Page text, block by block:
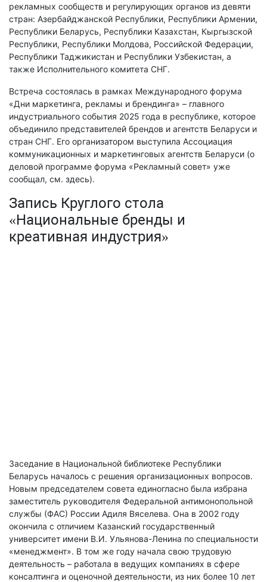
рекламных сообществ и регулирующих органов из девяти
стран: Азербайджанской Республики, Республики Армении,
Республики Беларусь, Республики Казахстан, Кыргызской
Республики, Республики Молдова, Российской Федерации,
Республики Таджикистан и Республики Узбекистан, а
также Исполнительного комитета СНГ.
Встреча состоялась в рамках Международного форума
«Дни маркетинга, рекламы и брендинга» – главного
индустриального события 2025 года в республике, которое
объединило представителей брендов и агентств Беларуси и
стран СНГ. Его организатором выступила Ассоциация
коммуникационных и маркетинговых агентств Беларуси (о
деловой программе форума «Рекламный совет» уже
сообщал, см. здесь).
Запись Круглого стола
«Национальные бренды и
креативная индустрия»
Заседание в Национальной библиотеке Республики
Беларусь началось с решения организационных вопросов.
Новым председателем совета единогласно была избрана
заместитель руководителя Федеральной антимонопольной
службы (ФАС) России Адиля Вяселева. Она в 2002 году
окончила с отличием Казанский государственный
университет имени В.И. Ульянова-Ленина по специальности
«менеджмент». В том же году начала свою трудовую
деятельность – работала в ведущих компаниях в сфере
консалтинга и оценочной деятельности, из них более 10 лет